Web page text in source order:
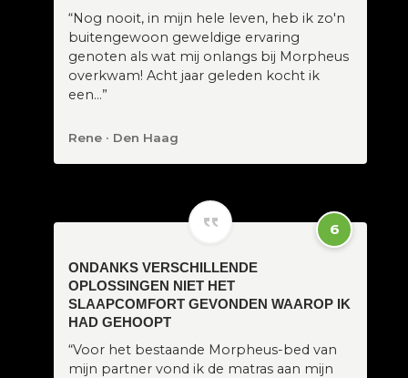
“Nog nooit, in mijn hele leven, heb ik zo'n
buitengewoon geweldige ervaring
genoten als wat mij onlangs bij Morpheus
overkwam! Acht jaar geleden kocht ik
een…”
Rene · Den Haag
6
ONDANKS VERSCHILLENDE
OPLOSSINGEN NIET HET
SLAAPCOMFORT GEVONDEN WAAROP IK
HAD GEHOOPT
“Voor het bestaande Morpheus-bed van
mijn partner vond ik de matras aan mijn